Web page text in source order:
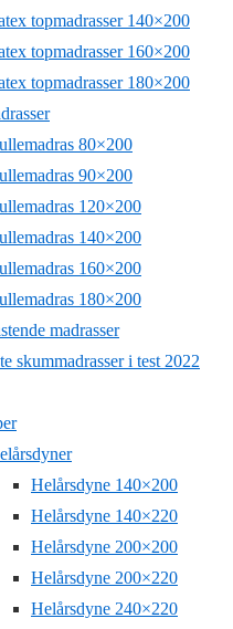
topmadrasser 140×200
topmadrasser 160×200
topmadrasser 180×200
80×200
90×200
120×200
140×200
160×200
180×200
madrasser
skummadrasser i test 2022
Helårsdyne 140×200
Helårsdyne 140×220
Helårsdyne 200×200
Helårsdyne 200×220
Helårsdyne 240×220